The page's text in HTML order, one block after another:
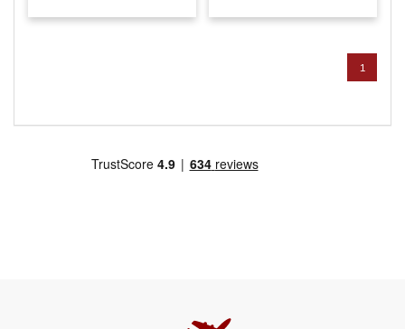
1